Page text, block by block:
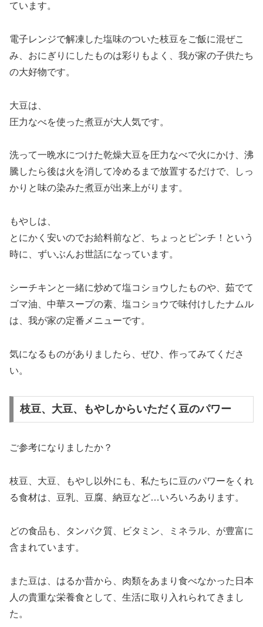
ています。
電子レンジで解凍した塩味のついた枝豆をご飯に混ぜこ
み、おにぎりにしたものは彩りもよく、我が家の子供たち
の大好物です。
大豆は、
圧力なべを使った煮豆が大人気です。
洗って一晩水につけた乾燥大豆を圧力なべで火にかけ、沸
騰したら後は火を消して冷めるまで放置するだけで、しっ
かりと味の染みた煮豆が出来上がります。
もやしは、
とにかく安いのでお給料前など、ちょっとピンチ！という
時に、ずいぶんお世話になっています。
シーチキンと一緒に炒めて塩コショウしたものや、茹でて
ゴマ油、中華スープの素、塩コショウで味付けしたナムル
は、我が家の定番メニューです。
気になるものがありましたら、ぜひ、作ってみてくださ
い。
枝豆、大豆、もやしからいただく豆のパワー
ご参考になりましたか？
枝豆、大豆、もやし以外にも、私たちに豆のパワーをくれ
る食材は、豆乳、豆腐、納豆など…いろいろあります。
どの食品も、タンパク質、ビタミン、ミネラル、が豊富に
含まれています。
また豆は、はるか昔から、肉類をあまり食べなかった日本
人の貴重な栄養食として、生活に取り入れられてきまし
た。